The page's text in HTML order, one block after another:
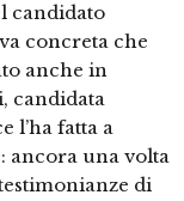
candidato
concreta che
anche in
candidata
l’ha fatta a
ancora una volta
di